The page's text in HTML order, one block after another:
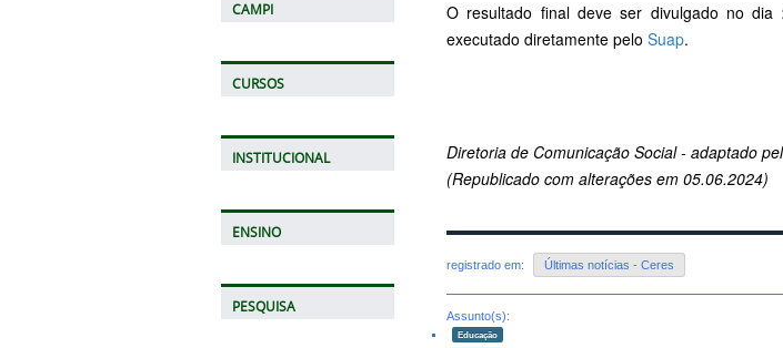
CAMPI
CURSOS
INSTITUCIONAL
ENSINO
PESQUISA
O resultado final deve ser divulgado no dia
executado diretamente pelo Suap.
Diretoria de Comunicação Social - adaptado
(Republicado com alterações em 05.06.2024)
registrado em: Últimas notícias - Ceres
Assunto(s):
Educação